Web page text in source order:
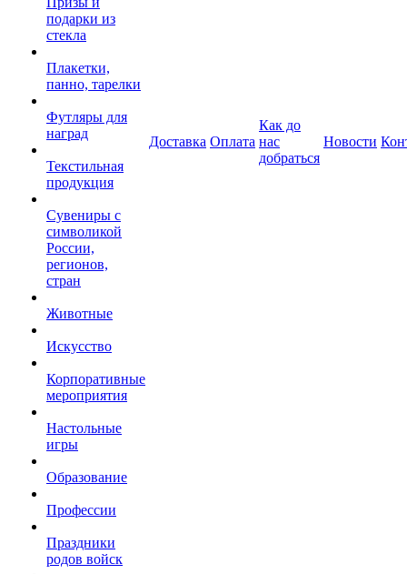
подарки из
стекла
Плакетки,
панно, тарелки
Футляры для
наград
Текстильная
продукция
Сувениры с
символикой
России,
регионов,
стран
Животные
Искусство
Корпоративные
мероприятия
Настольные
игры
Образование
Профессии
Праздники
родов войск
Доставка Оплата
Как до
нас
добраться
Новости